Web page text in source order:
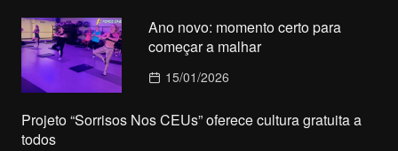
Ano novo: momento certo para
começar a malhar
15/01/2026
Projeto “Sorrisos Nos CEUs” oferece cultura gratuita a
todos